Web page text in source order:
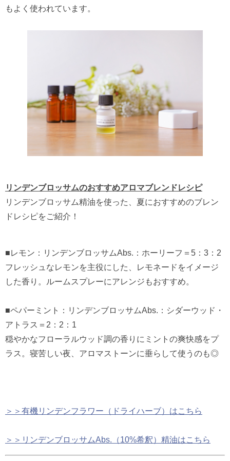
もよく使われています。
リンデンブロッサムのおすすめアロマブレンドレシピ
リンデンブロッサム精油を使った、夏におすすめのブレン
ドレシピをご紹介！
■レモン：リンデンブロッサムAbs.：ホーリーフ＝5：3：2
フレッシュなレモンを主役にした、レモネードをイメージ
した香り。ルームスプレーにアレンジもおすすめ。
■ペパーミント：リンデンブロッサムAbs.：シダーウッド・
アトラス＝2：2：1
穏やかなフローラルウッド調の香りにミントの爽快感をプ
ラス。寝苦しい夜、アロマストーンに垂らして使うのも◎
＞＞有機リンデンフラワー（ドライハーブ）はこちら
＞＞リンデンブロッサムAbs.（10%希釈）精油はこちら